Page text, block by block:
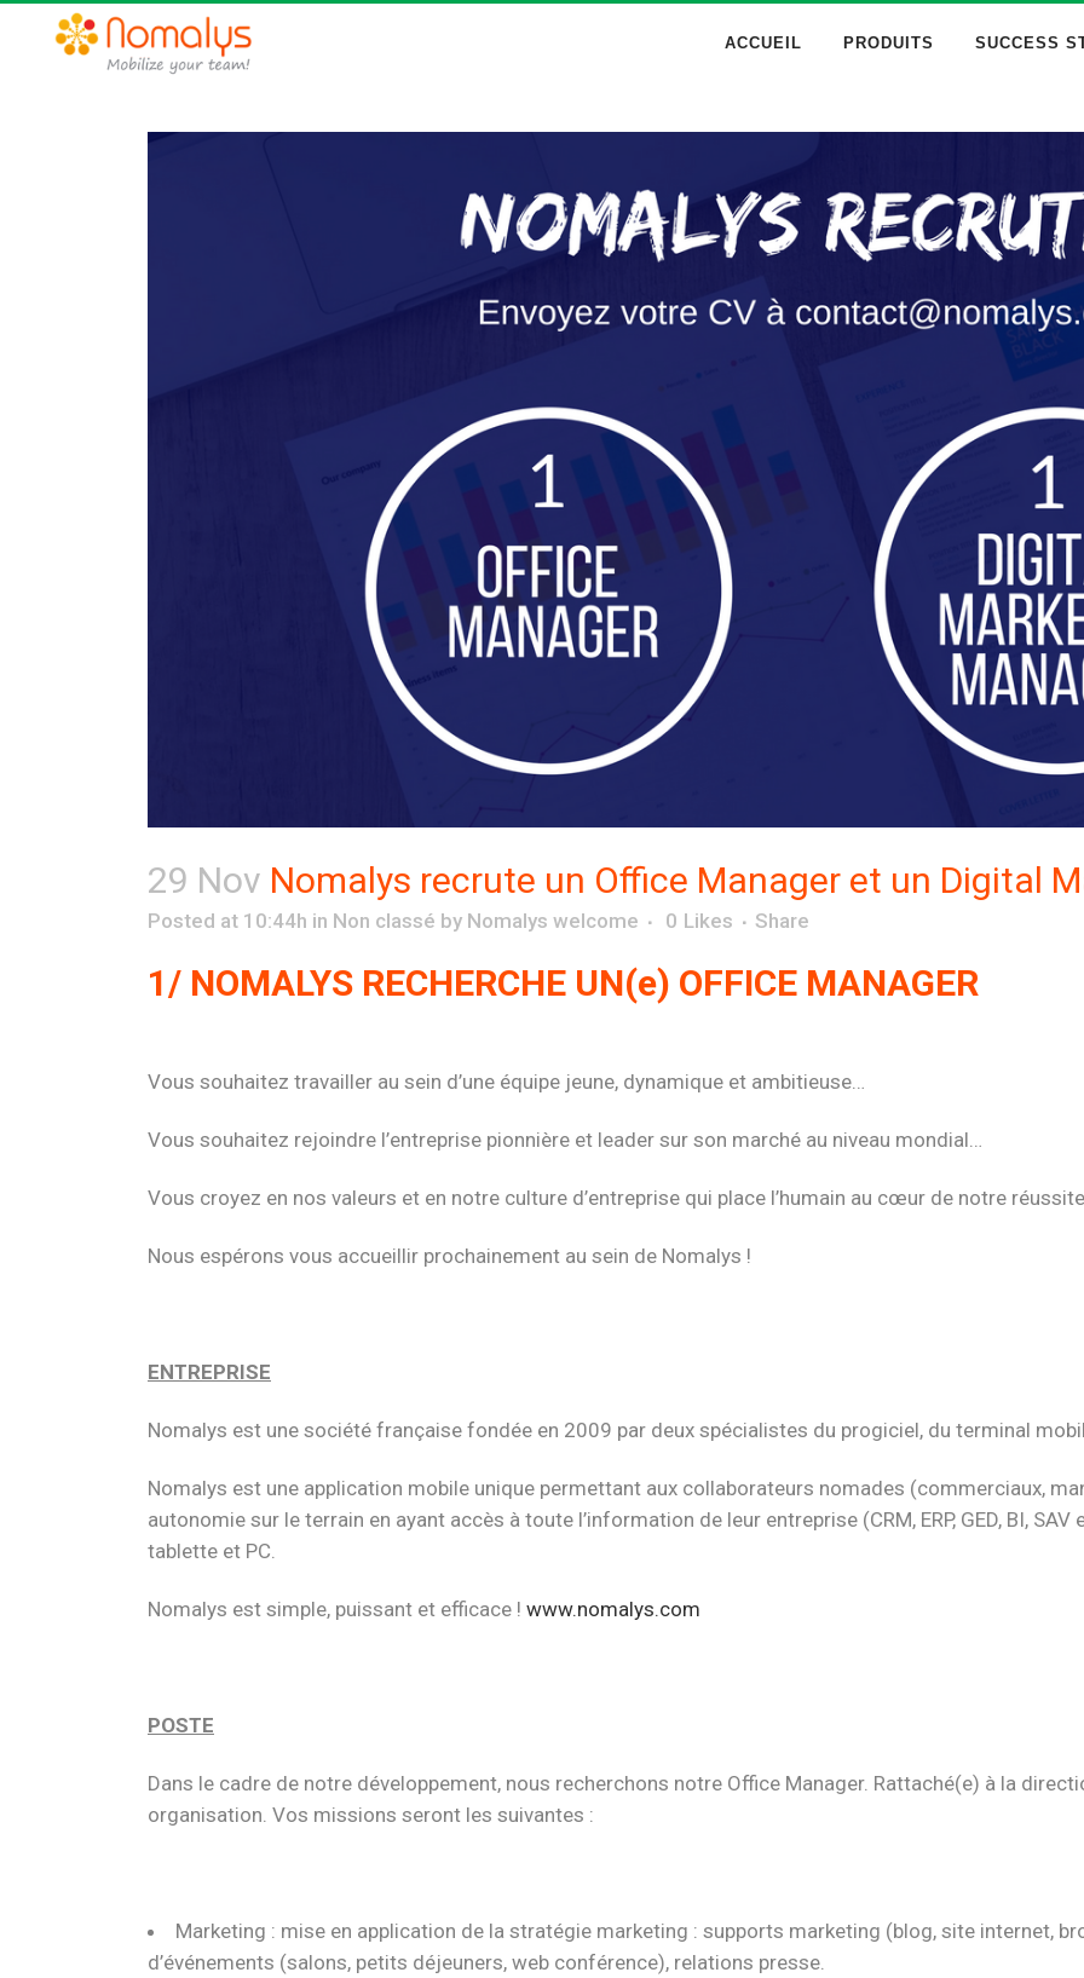
ACCUEIL PRODUITS SUCCESS
29 Nov Nomalys recrute un Office Manager et un Digital
Posted at 10:44h in Non classé by Nomalys welcome 0 Likes Share
1/ NOMALYS RECHERCHE UN(e) OFFICE MANAGER
Vous souhaitez travailler au sein d’une équipe jeune, dynamique et ambitieuse…
Vous souhaitez rejoindre l’entreprise pionnière et leader sur son marché au niveau mondial…
Vous croyez en nos valeurs et en notre culture d’entreprise qui place l’humain au cœur de notre
Nous espérons vous accueillir prochainement au sein de Nomalys !
ENTREPRISE
Nomalys est une société française fondée en 2009 par deux spécialistes du progiciel, du terminal
Nomalys est une application mobile unique permettant aux collaborateurs nomades (commerciaux,
autonomie sur le terrain en ayant accès à toute l’information de leur entreprise (CRM, ERP, GED, BI,
tablette et PC.
Nomalys est simple, puissant et efficace ! www.nomalys.com
POSTE
Dans le cadre de notre développement, nous recherchons notre Office Manager. Rattaché(e) à la
organisation. Vos missions seront les suivantes :
Marketing : mise en application de la stratégie marketing : supports marketing (blog, site internet,
d’événements (salons, petits déjeuners, web conférence), relations presse.